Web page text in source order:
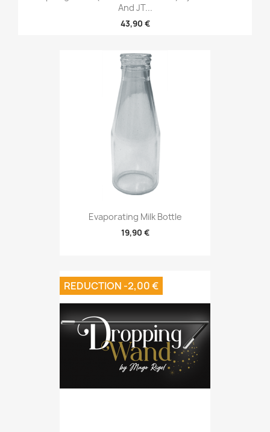
And JT...
43,90 €
Evaporating Milk Bottle
19,90 €
REDUCTION -2,00 €